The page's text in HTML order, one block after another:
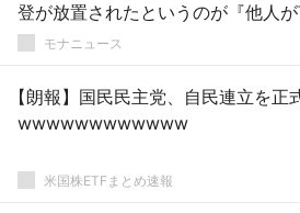
登が放置されたというのが『他人
るだけだった』という話では？」
モナニュース
【朗報】国民民主党、自民連立を正
wwwwwwwwwwww
米国株ETFまとめ速報